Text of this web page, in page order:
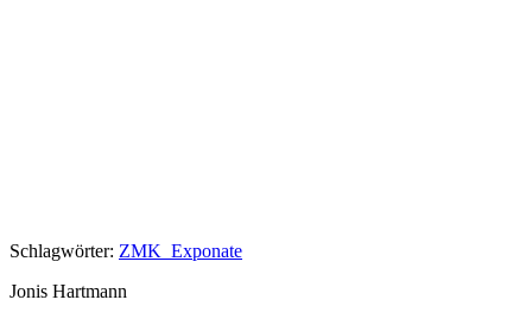
Schlagwörter: ZMK_Exponate
Jonis Hartmann